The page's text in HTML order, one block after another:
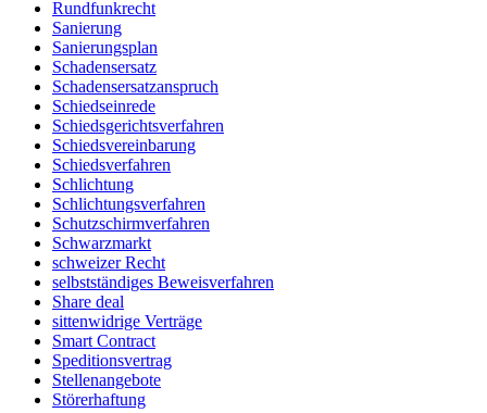
Rundfunkrecht
Sanierung
Sanierungsplan
Schadensersatz
Schadensersatzanspruch
Schiedseinrede
Schiedsgerichtsverfahren
Schiedsvereinbarung
Schiedsverfahren
Schlichtung
Schlichtungsverfahren
Schutzschirmverfahren
Schwarzmarkt
schweizer Recht
selbstständiges Beweisverfahren
Share deal
sittenwidrige Verträge
Smart Contract
Speditionsvertrag
Stellenangebote
Störerhaftung